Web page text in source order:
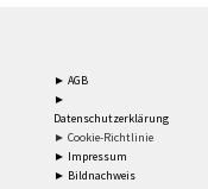
► AGB
►
Datenschutzerklärung
► Cookie-Richtlinie
► Impressum
► Bildnachweis